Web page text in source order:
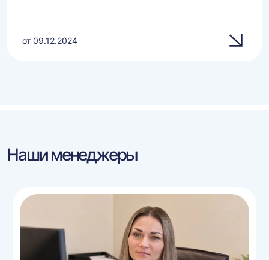
от 09.12.2024
Наши менеджеры